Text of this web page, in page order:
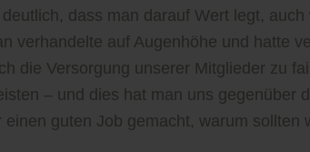
dass man darauf Wert legt, auch
verhandelte auf Augenhöhe und hatte
die Versorgung unserer Mitglieder zu
– und dies hat man uns gegenüber
einen guten Job gemacht, warum sollten